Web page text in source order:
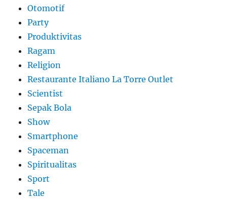
Otomotif
Party
Produktivitas
Ragam
Religion
Restaurante Italiano La Torre Outlet
Scientist
Sepak Bola
Show
Smartphone
Spaceman
Spiritualitas
Sport
Tale